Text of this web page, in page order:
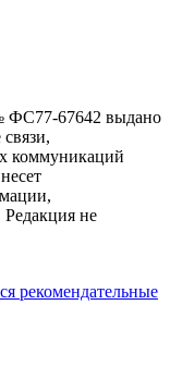
ФС77-67642 выдано
коммуникаций
не
рекомендательные